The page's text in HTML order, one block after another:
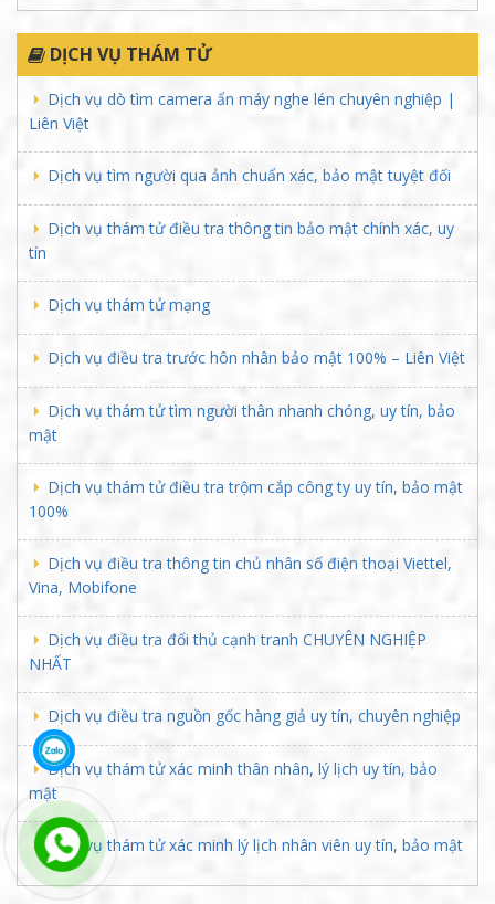
DỊCH VỤ THÁM TỬ
Dịch vụ dò tìm camera ẩn máy nghe lén chuyên nghiệp |
Liên Việt
Dịch vụ tìm người qua ảnh chuẩn xác, bảo mật tuyệt đối
Dịch vụ thám tử điều tra thông tin bảo mật chính xác, uy
tín
Dịch vụ thám tử mạng
Dịch vụ điều tra trước hôn nhân bảo mật 100% – Liên Việt
Dịch vụ thám tử tìm người thân nhanh chóng, uy tín, bảo
mật
Dịch vụ thám tử điều tra trộm cắp công ty uy tín, bảo mật
100%
Dịch vụ điều tra thông tin chủ nhân số điện thoại Viettel,
Vina, Mobifone
Dịch vụ điều tra đối thủ cạnh tranh CHUYÊN NGHIỆP
NHẤT
Dịch vụ điều tra nguồn gốc hàng giả uy tín, chuyên nghiệp
Dịch vụ thám tử xác minh thân nhân, lý lịch uy tín, bảo
mật
Dịch vụ thám tử xác minh lý lịch nhân viên uy tín, bảo mật